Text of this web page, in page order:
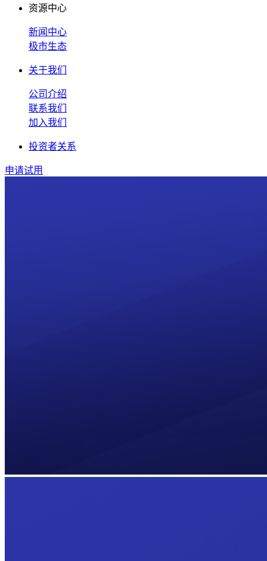
资源中心
新闻中心
极市生态
关于我们
公司介绍
联系我们
加入我们
投资者关系
申请试用